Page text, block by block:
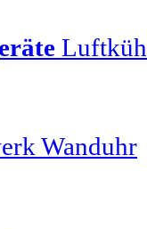
Wanduhr